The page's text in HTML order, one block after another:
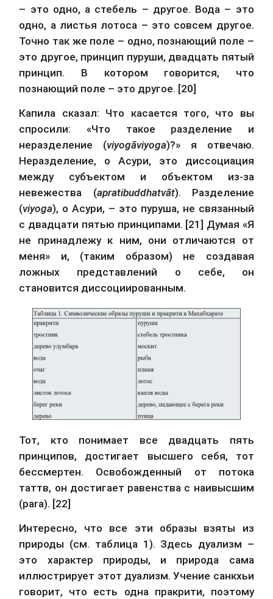
– это одно, а стебель – другое. Вода – это
одно, а листья лотоса – это совсем другое.
Точно так же поле – одно, познающий поле –
это другое, принцип пуруши, двадцать пятый
принцип. В котором говорится, что
познающий поле – это другое. [20]
Капила сказал: Что касается того, что вы
спросили: «Что такое разделение и
неразделение (viyogāviyoga)?» я отвечаю.
Неразделение, о Асури, это диссоциация
между субъектом и объектом из-за
невежества (apratibuddhatvāt). Разделение
(viyoga), о Асури, – это пуруша, не связанный
с двадцати пятью принципами. [21] Думая «Я
не принадлежу к ним, они отличаются от
меня» и, (таким образом) не создавая
ложных представлений о себе, он
становится диссоциированным.
Тот, кто понимает все двадцать пять
принципов, достигает высшего себя, тот
бессмертен. Освобожденный от потока
таттв, он достигает равенства с наивысшим
(para). [22]
Интересно, что все эти образы взяты из
природы (см. таблица 1). Здесь дуализм –
это характер природы, и природа сама
иллюстрирует этот дуализм. Учение санкхьи
говорит, что есть одна пракрити, поэтому